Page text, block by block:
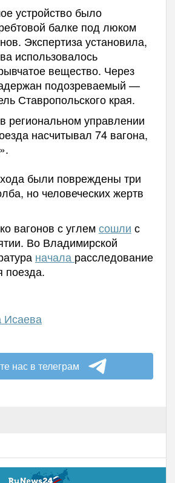
устройство было
балке под люком
Экспертиза установила,
использовалось
вещество. Через
подозреваемый —
Ставропольского края.
региональном управлении
насчитывал 74 вагона,
».
были повреждены три
но человеческих жертв
вагонов с углемсошли с
Во Владимирской
начала расследование
поезда.
нас в телеграм